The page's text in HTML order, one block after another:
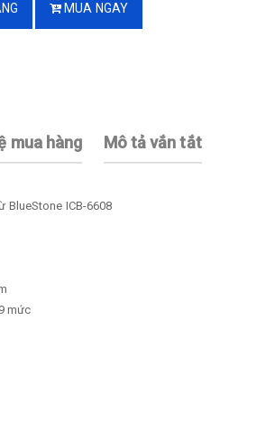
MUA NGAY
mua hàng Mô tả vắn tắt
BlueStone ICB-6608
mức